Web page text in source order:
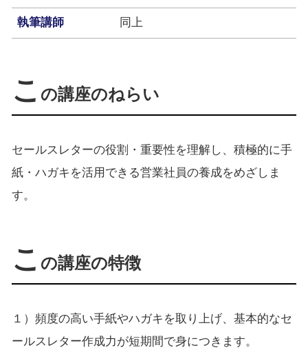
執筆講師 同上
こ の講座のねらい
セールスレターの役割・重要性を理解し、積極的に手
紙・ハガキを活用できる営業社員の養成をめざしま
す。
こ の講座の特徴
１）頻度の高い手紙やハガキを取り上げ、基本的なセ
ールスレター作成力が短期間で身につきます。